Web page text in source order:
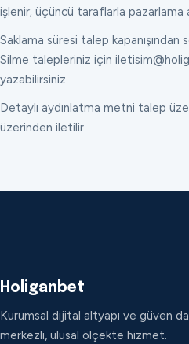
işlenir; üçüncü taraflarla pazarlama
Saklama süresi talep kapanışından
Silme talepleriniz için
yazabilirsiniz.
Detaylı aydınlatma metni talep
üzerinden iletilir.
Holiganbet
Kurumsal dijital altyapı ve güven
merkezli, ulusal ölçekte hizmet.